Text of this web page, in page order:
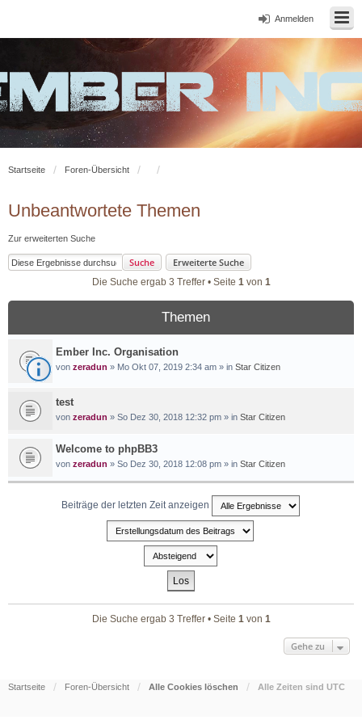
Anmelden
Startseite Foren-Übersicht
Unbeantwortete Themen
Zur erweiterten Suche
Suche Erweiterte Suche
Die Suche ergab 3 Treffer • Seite 1von 1
Themen
Ember Inc. Organisation
von zeradun » Mo Okt 07, 2019 2:34 am » in Star Citizen
test
von zeradun » So Dez 30, 2018 12:32 pm » in Star Citizen
Welcome to phpBB3
von zeradun » So Dez 30, 2018 12:08 pm » in Star Citizen
Beiträge der letzten Zeit anzeigen
Die Suche ergab 3 Treffer • Seite 1von 1
Gehe zu
Startseite Foren-Übersicht Alle Cookies löschen Alle Zeiten sind UTC